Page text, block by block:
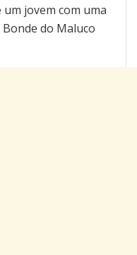
jovem com uma
do Maluco